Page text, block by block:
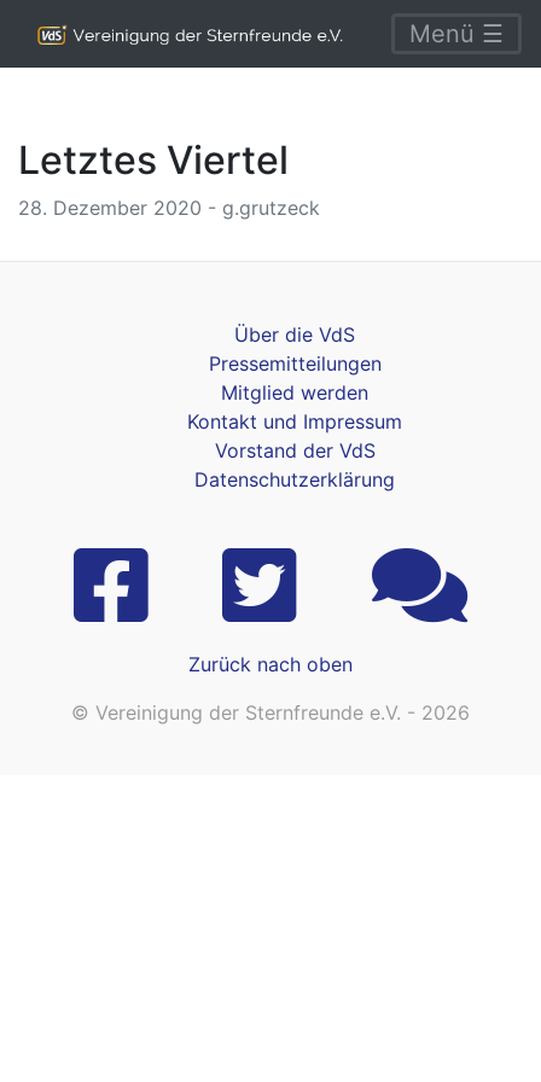
Menü ☰
Letztes Viertel
28. Dezember 2020 - g.grutzeck
Über die VdS
Pressemitteilungen
Mitglied werden
Kontakt und Impressum
Vorstand der VdS
Datenschutzerklärung
Zurück nach oben
© Vereinigung der Sternfreunde e.V. - 2026